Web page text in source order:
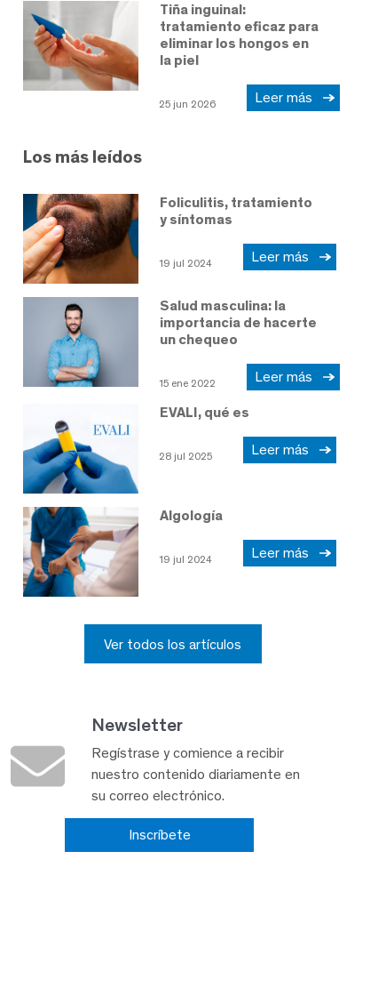
Tiña inguinal:
tratamiento eficaz para
eliminar los hongos en
la piel
25 jun 2026 Leer más
Los más leídos
Foliculitis, tratamiento
y síntomas
19 jul 2024 Leer más
Salud masculina: la
importancia de hacerte
un chequeo
15 ene 2022 Leer más
EVALI, qué es
28 jul 2025 Leer más
Algología
19 jul 2024 Leer más
Ver todos los artículos
Newsletter
Regístrase y comience a recibir
nuestro contenido diariamente en
su correo electrónico.
Inscríbete